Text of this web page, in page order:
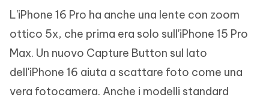
L'iPhone 16 Pro ha anche una lente con zoom
ottico 5x, che prima era solo sull'iPhone 15 Pro
Max. Un nuovo Capture Button sul lato
dell'iPhone 16 aiuta a scattare foto come una
vera fotocamera. Anche i modelli standard